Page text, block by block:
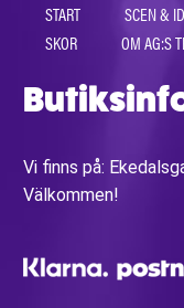
START SCEN &
SKOR
OM AG:S
Vi finns på:
Välkommen!